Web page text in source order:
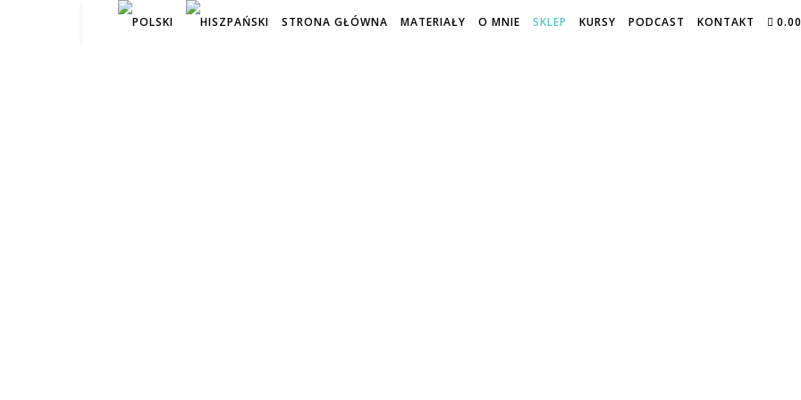
STRONA GŁÓWNA MATERIAŁY O MNIE SKLEP KURSY PODCAST KONTAKT